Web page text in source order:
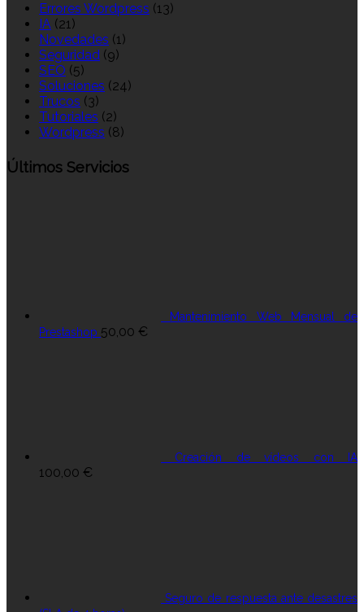
Errores Wordpress (13)
IA (21)
Novedades (1)
Seguridad (9)
SEO (5)
Soluciones (24)
Trucos (3)
Tutoriales (2)
Wordpress (8)
Últimos Servicios
Mantenimiento Web Mensual de
Prestashop 50,00 €
Creación de vídeos con IA
100,00 €
Seguro de respuesta ante desastres